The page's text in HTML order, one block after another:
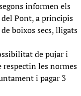
informen els
del Pont, a principis
boixos secs, lligats
de pujar i
respectin les normes
i pagar 3